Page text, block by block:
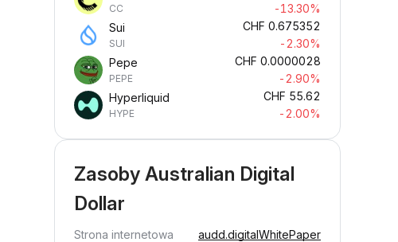
CC
-13.30%
Sui
SUI
CHF 0.675352
-2.30%
Pepe
PEPE
CHF 0.0000028
-2.90%
Hyperliquid
HYPE
CHF 55.62
-2.00%
Zasoby Australian Digital
Dollar
Strona internetowa audd.digitalWhitePaper